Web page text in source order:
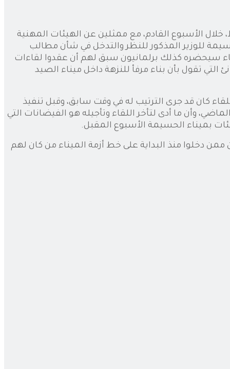
خلال الأسبوع القادم، مع ممثلين عن الهيئات المهنية
للوزير المذكور للنظر والتدخل في شأن مطالب
سيحضره كذلك برلمانيون سبق لهم أن عقدوا لقاءات
تقول بأن بناء مرفأ للنزهة داخل ميناء الصيد
كان قد جرى الترتيب له في وقت سابق، وقبل تنفيذ
الميناء خلال الأسبوع الماضي، وأن ما أدى لتأخر اللقاء وتأجيله هو الفيضانات التي
بميناء الحسيمة الأسبوع المقبل.
دخلوا منذ البداية على خط أزمة الميناء من كان لهم